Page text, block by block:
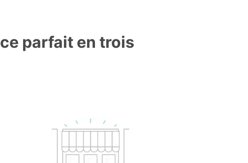
parfait en trois